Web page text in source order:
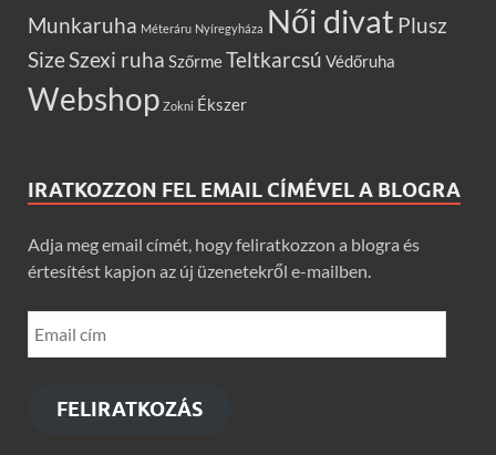
Munkaruha Méteráru Nyíregyháza Női divat Plusz
SizeSzexi ruha SzőrmeTeltkarcsú Védőruha
Webshop Zokni Ékszer
IRATKOZZON FEL EMAIL CÍMÉVEL A BLOGRA
Adja meg email címét, hogy feliratkozzon a blogra és
értesítést kapjon az új üzenetekről e-mailben.
FELIRATKOZÁS